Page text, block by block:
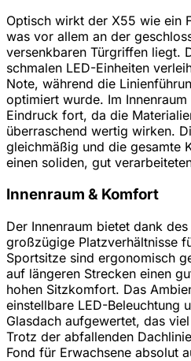
Optisch wirkt der X55 wie ein
was vor allem an der
versenkbaren Türgriffen liegt.
schmalen LED-Einheiten
Note, während die
optimiert wurde. Im
Eindruck fort, da die
überraschend wertig wirken.
gleichmäßig und die gesamte
einen soliden, gut
Innenraum & Komfort
Der Innenraum bietet dank
großzügige Platzverhältnisse
Sportsitze sind ergonomisch
auf längeren Strecken einen
hohen Sitzkomfort. Das
einstellbare LED-Beleuchtung
Glasdach aufgewertet, das
Trotz der abfallenden
Fond für Erwachsene absolut